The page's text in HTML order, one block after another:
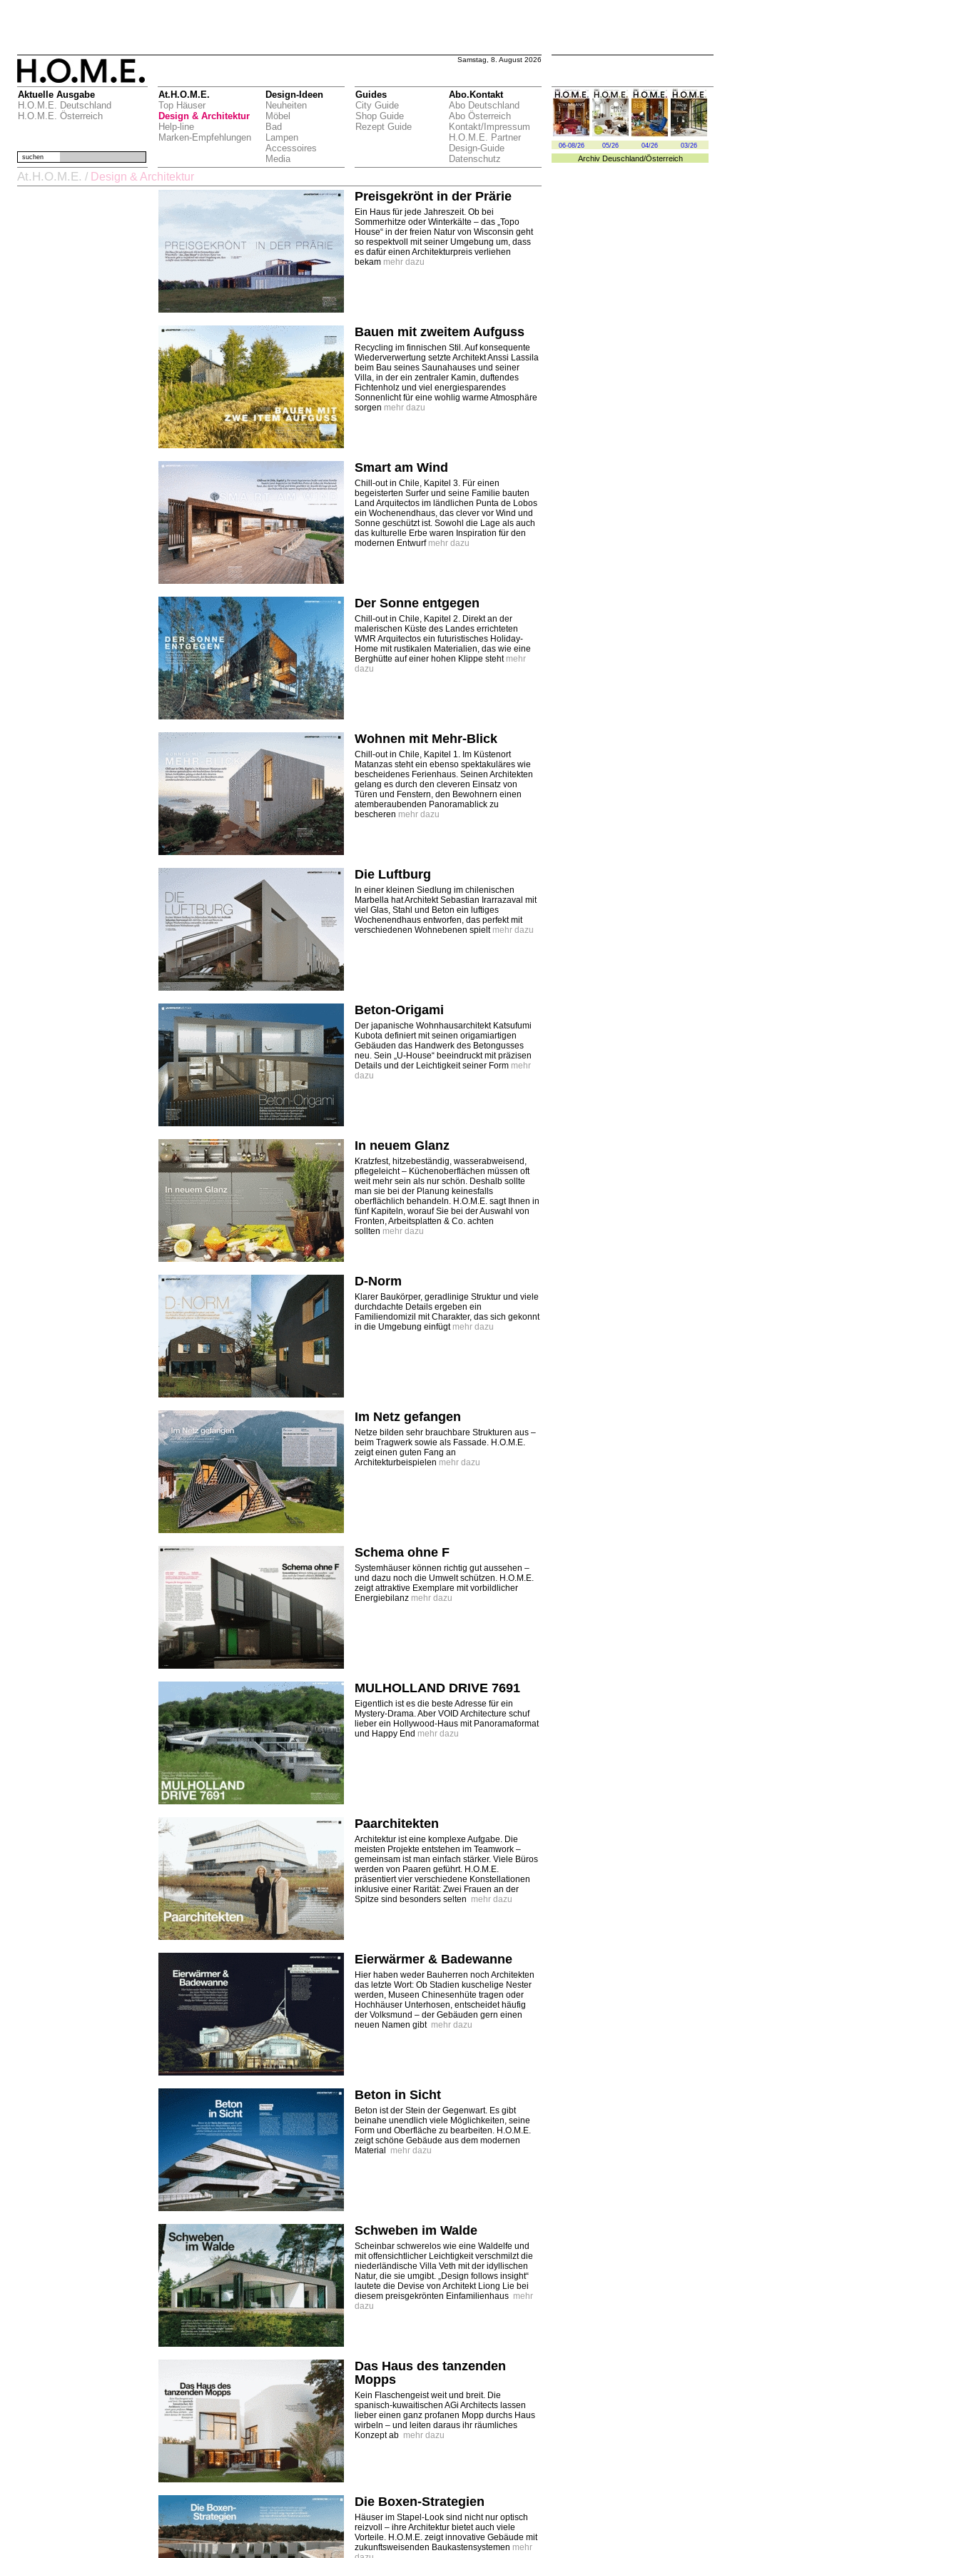
Samstag, 8. August 2026
Aktuelle Ausgabe
H.O.M.E. Deutschland
H.O.M.E. Österreich
At.H.O.M.E.
Top Häuser
Design & Architektur
Help-line
Marken-Empfehlungen
Design-Ideen
Neuheiten
Möbel
Bad
Lampen
Accessoires
Media
Guides
City Guide
Shop Guide
Rezept Guide
Abo.Kontakt
Abo Deutschland
Abo Österreich
Kontakt/Impressum
H.O.M.E. Partner
Design-Guide
Datenschutz
06-08/26 05/26 04/26 03/26
Archiv Deuschland/Österreich
suchen
At.H.O.M.E. / Design & Architektur
Preisgekrönt in der Prärie
Ein Haus für jede Jahreszeit. Ob bei
Sommerhitze oder Winterkälte – das „Topo
House“ in der freien Natur von Wisconsin geht
so respektvoll mit seiner Umgebung um, dass
es dafür einen Architekturpreis verliehen
bekam mehr dazu
Bauen mit zweitem Aufguss
Recycling im finnischen Stil. Auf konsequente
Wiederverwertung setzte Architekt Anssi Lassila
beim Bau seines Saunahauses und seiner
Villa, in der ein zentraler Kamin, duftendes
Fichtenholz und viel energiesparendes
Sonnenlicht für eine wohlig warme Atmosphäre
sorgen mehr dazu
Smart am Wind
Chill-out in Chile, Kapitel 3. Für einen
begeisterten Surfer und seine Familie bauten
Land Arquitectos im ländlichen Punta de Lobos
ein Wochenendhaus, das clever vor Wind und
Sonne geschützt ist. Sowohl die Lage als auch
das kulturelle Erbe waren Inspiration für den
modernen Entwurf mehr dazu
Der Sonne entgegen
Chill-out in Chile, Kapitel 2. Direkt an der
malerischen Küste des Landes errichteten
WMR Arquitectos ein futuristisches Holiday-
Home mit rustikalen Materialien, das wie eine
Berghütte auf einer hohen Klippe steht mehr
dazu
Wohnen mit Mehr-Blick
Chill-out in Chile, Kapitel 1. Im Küstenort
Matanzas steht ein ebenso spektakuläres wie
bescheidenes Ferienhaus. Seinen Architekten
gelang es durch den cleveren Einsatz von
Türen und Fenstern, den Bewohnern einen
atemberaubenden Panoramablick zu
bescheren mehr dazu
Die Luftburg
In einer kleinen Siedlung im chilenischen
Marbella hat Architekt Sebastian Irarrazaval mit
viel Glas, Stahl und Beton ein luftiges
Wochenendhaus entworfen, das perfekt mit
verschiedenen Wohnebenen spielt mehr dazu
Beton-Origami
Der japanische Wohnhausarchitekt Katsufumi
Kubota definiert mit seinen origamiartigen
Gebäuden das Handwerk des Betongusses
neu. Sein „U-House“ beeindruckt mit präzisen
Details und der Leichtigkeit seiner Form mehr
dazu
In neuem Glanz
Kratzfest, hitzebeständig, wasserabweisend,
pflegeleicht – Küchenoberflächen müssen oft
weit mehr sein als nur schön. Deshalb sollte
man sie bei der ­Planung keinesfalls
oberflächlich behandeln. H.O.M.E. sagt Ihnen in
fünf Kapiteln, worauf Sie bei der Auswahl von
Fronten, Arbeits­platten & Co. achten
sollten mehr dazu
D-Norm
Klarer Baukörper, geradlinige Struktur und viele
durchdachte Details ergeben ein
Familiendomizil mit Charakter, das sich gekonnt
in die Umgebung einfügt mehr dazu
Im Netz gefangen
Netze bilden sehr brauchbare Strukturen aus –
beim Tragwerk sowie als Fassade. H.O.M.E.
zeigt einen guten Fang an
Architekturbeispielen mehr dazu
Schema ohne F
Systemhäuser können richtig gut aussehen –
und dazu noch die Umwelt schützen. H.O.M.E.
zeigt attraktive Exemplare mit vorbildlicher
Energiebilanz mehr dazu
MULHOLLAND DRIVE 7691
Eigentlich ist es die beste Adresse für ein
Mystery-Drama. Aber VOID Architecture schuf
lieber ein Hollywood-Haus mit Panoramaformat
und Happy End mehr dazu
Paarchitekten
Architektur ist eine komplexe Aufgabe. Die
meisten Projekte entstehen im Teamwork –
gemeinsam ist man einfach stärker. Viele Büros
werden von Paaren geführt. H.O.M.E.
präsentiert vier verschiedene Konstellationen
inklusive einer Rarität: Zwei Frauen an der
Spitze sind besonders selten mehr dazu
Eierwärmer & Badewanne
Hier haben weder Bauherren noch Architekten
das letzte Wort: Ob Stadien kuschelige Nester
werden, Museen Chinesenhüte tragen oder
Hochhäuser Unterhosen, entscheidet häufig
der Volksmund – der Gebäuden gern einen
neuen Namen gibt mehr dazu
Beton in Sicht
Beton ist der Stein der Gegenwart. Es gibt
beinahe unendlich viele Möglichkeiten, seine
Form und Oberfläche zu bearbeiten. H.O.M.E.
zeigt schöne Gebäude aus dem modernen
Material mehr dazu
Schweben im Walde
Scheinbar schwerelos wie eine Waldelfe und
mit offensichtlicher Leichtigkeit verschmilzt die
niederländische Villa Veth mit der idyllischen
Natur, die sie umgibt. „Design follows insight“
lautete die Devise von Architekt Liong Lie bei
diesem preisgekrönten Einfamilienhaus mehr
dazu
Das Haus des tanzenden
Mopps
Kein Flaschengeist weit und breit. Die
spanisch-kuwaitischen AGi Architects lassen
lieber einen ganz profanen Mopp durchs Haus
wirbeln – und leiten daraus ihr räumliches
Konzept ab mehr dazu
Die Boxen-Strategien
Häuser im Stapel-Look sind nicht nur optisch
reizvoll – ihre Architektur bietet auch viele
Vorteile. H.O.M.E. zeigt innovative Gebäude mit
zukunftsweisenden Baukastensystemen mehr